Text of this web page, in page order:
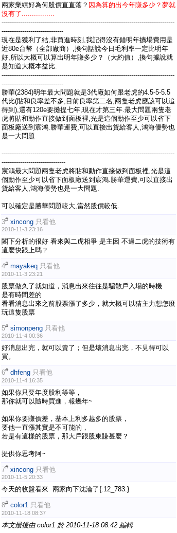
兩家業績好為何股價直直落？ 因為算的出今年賺多少？夢就
沒有了................
------------------------------------------------------------------------------------
------------------------------
現在是獲利了結,非買進時刻,我記得沒有錯明年擴場費用是
近80e台幣（全部廠商）,換句話說今日毛利率一定比明年
好,所以大概可以算出明年賺多少？（大約值）,換句據說就
是知道大概本益比.
------------------------------------------------------------------------------------
------------------------------
勝華(2384)明年最大問題就是3代廠如何跟老虎的4.5-5-5.5
代比(貼和良率差不多,目前良率第二名,兩隻老虎應該可以追
得到),還有120e要攤提七年,現在才第三年.最大問題兩隻老
虎將貼和動作直接做到面板裡,光是這個動作至少可以省下
面板廠送到宸鴻.勝華運費,可以直接出貨給客人,鴻海優勢也
是一大問題.
------------------------------------------------------------------------------------
-------------------------------
宸鴻最大問題兩隻老虎將貼和動作直接做到面板裡,光是這
個動作至少可以省下面板廠送到宸鴻.勝華運費,可以直接出
貨給客人,鴻海優勢也是一大問題.
可以確定是勝華問題較大,當然股價較低.
3# xincong 只看他
2010-11-3 23:16
閣下分析的很好 看來與二虎相爭 是主因 不過二虎的技術有
這麼快跟上嗎？
4# mayakeq 只看他
2010-11-3 23:21
股票做久了就知道，消息出來往往是騙散戶入場的時機
是有時間差的
看看消息出來之前股票漲了多少，就大概可以猜主力想怎麼
玩這隻股票
5# simonpeng 只看他
2010-11-4 00:36
好消息出完，就可以賣了；但是壞消息出完，不見得可以
買。
6# dhfeng 只看他
2010-11-4 16:35
如果你只要年度股利等等，
那你就可以隨時買進，報幾年~
如果你要賺價差，基本上利多越多的股票，
要他一直漲其實是不可能的，
若是有這樣的股票，那大戶跟股東賺甚麼？
提供你思考阿~
7# xincong 只看他
2010-11-5 20:33
今天的收盤看來 兩家向下沈淪了{:12_783:}
8# color1 只看他
2010-11-18 08:37
本文最後由 color1 於 2010-11-18 08:42 編輯